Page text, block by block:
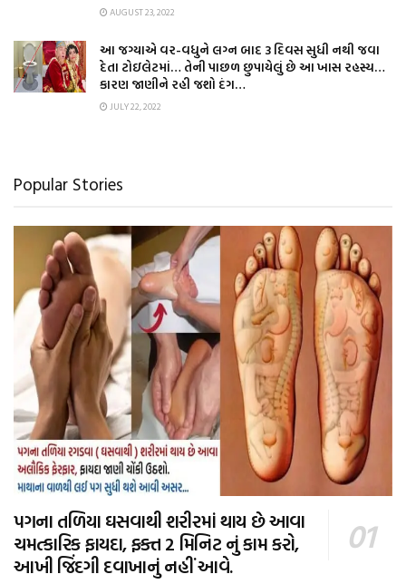
AUGUST 23, 2022
આ જગ્યાએ વર-વધુને લગ્ન બાદ 3 દિવસ સુધી નથી જવા
દેતા ટોઇલેટમાં… તેની પાછળ છુપાયેલું છે આ ખાસ રહસ્ય…
કારણ જાણીને રહી જશો દંગ…
JULY 22, 2022
Popular Stories
પગના તળિયા ઘસવાથી શરીરમાં થાય છે આવા
ચમત્કારિક ફાયદા, ફક્ત 2 મિનિટ નું કામ કરો,
આખી જિંદગી દવાખાનું નહીં આવે.